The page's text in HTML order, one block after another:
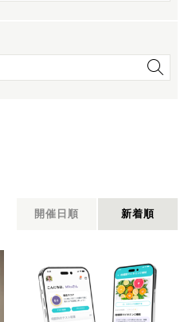
開催日順 新着順